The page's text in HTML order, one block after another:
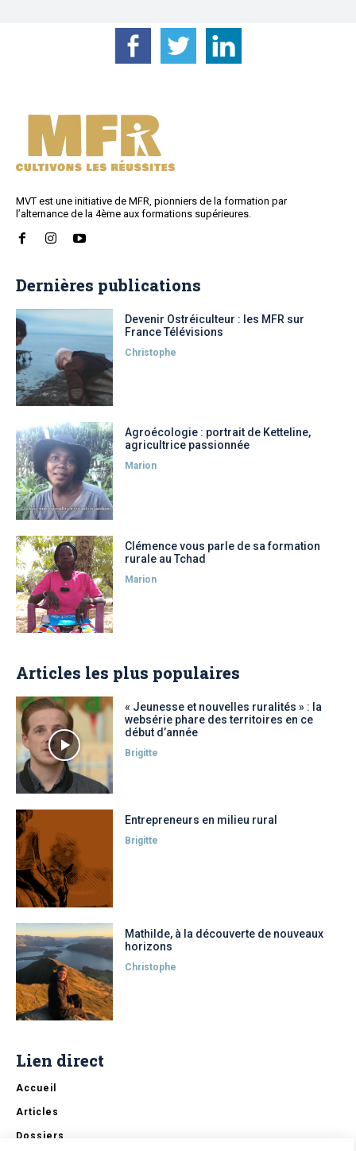
MVT est une initiative de MFR, pionniers de la formation par
l’alternance de la 4ème aux formations supérieures.
Dernières publications
Devenir Ostréiculteur : les MFR sur
France Télévisions
Christophe
Agroécologie : portrait de Ketteline,
agricultrice passionnée
Marion
Clémence vous parle de sa formation
rurale au Tchad
Marion
Articles les plus populaires
« Jeunesse et nouvelles ruralités » : la
websérie phare des territoires en ce
début d’année
Brigitte
Entrepreneurs en milieu rural
Brigitte
Mathilde, à la découverte de nouveaux
horizons
Christophe
Lien direct
Accueil
Articles
Dossiers